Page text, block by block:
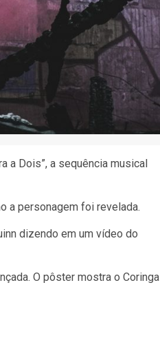
a Dois”, a sequência musical
a personagem foi revelada.
dizendo em um vídeo do
O pôster mostra o Coringa